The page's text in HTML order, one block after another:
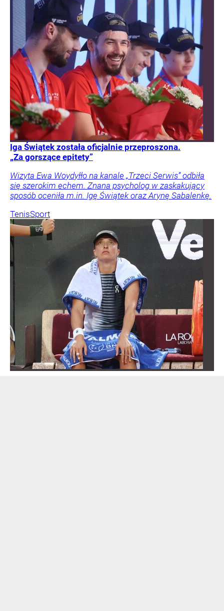
Iga Świątek została oficjalnie przeproszona.
„Za gorszące epitety”
Wizyta Ewa Woydyłło na kanale „Trzeci Serwis” odbiła
się szerokim echem. Znana psycholog w zaskakujący
sposób oceniła m.in. Igę Świątek oraz Arynę Sabalenkę.
TenisSport